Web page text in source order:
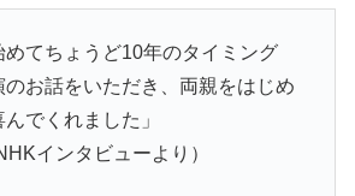
めてちょうど10年のタイミング
のお話をいただき、両親をはじめ
でくれました」
インタビューより）